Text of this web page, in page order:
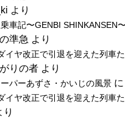
より
車記〜GENBI SHINKANSEN
準急 より
イヤ改正で引退を迎えた列車
りの者 より
パーあずさ・かいじの風景 に
イヤ改正で引退を迎えた列車
り